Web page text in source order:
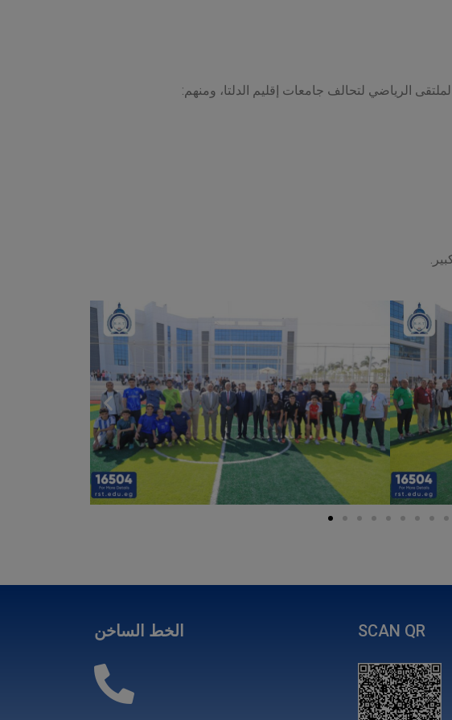
الرياضي لتحالف جامعات إقليم الدلتا، ومنهم:
SCAN QR الخط الساخن